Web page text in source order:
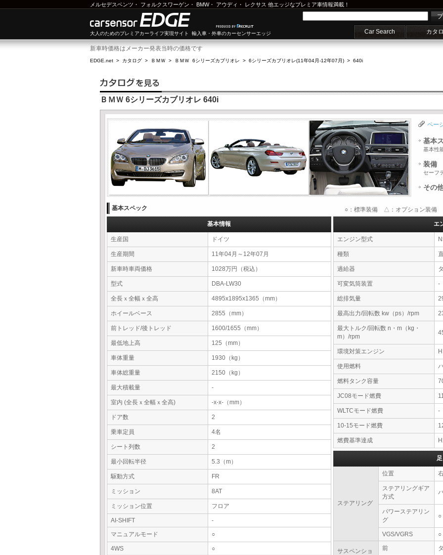
メルセデスベンツ ・ フォルクスワーゲン ・ BMW・ アウディ ・ レクサス 他エッジなプレミア車情報満載！
大人のためのプレミアカーライフ実現サイト 輸入車・外車のカーセンサーエッジ Car Search カタ
新車時価格はメーカー発表当時の価格です
EDGE.net > カタログ > ＢＭＷ > ＢＭＷ 6シリーズカブリオレ > 6シリーズカブリオレ(11年04月-12年07月) > 640i
ＢＭＷ 6シリーズカブリオレ 640i
ペー
基本
基本性
装備
セーフ
その
基本スペック ○：標準装備 △：オプション装備 -
基本情報
生産国 ドイツ
生産期間 11年04月～12年07月
新車時車両価格 1028万円（税込）
型式 DBA-LW30
全長ｘ全幅ｘ全高 4895x1895x1365（mm）
ホイールベース 2855（mm）
前トレッド/後トレッド 1600/1655（mm）
最低地上高 125（mm）
車体重量 1930（kg）
車体総重量 2150（kg）
最大積載量 -
室内 (全長ｘ全幅ｘ全高) -x-x-（mm）
ドア数 2
乗車定員 4名
シート列数 2
最小回転半径 5.3（m）
駆動方式 FR
ミッション 8AT
ミッション位置 フロア
AI-SHIFT
-
マニュアルモード
○
4WS ○
エ
エンジン型式
種類
過給器
可変気筒装置 -
総排気量
最高出力/回転数 kw（ps）/rpm
最大トルク/回転数 n・m（kg・
m）/rpm
環境対策エンジン
使用燃料
燃料タンク容量
JC08モード燃費
WLTCモード燃費 -
10-15モード燃費
燃費基準達成
ステアリング
位置
ステアリングギア
方式
パワーステアリン
グ
○
VGS/VGRS ○
サスペンショ
前